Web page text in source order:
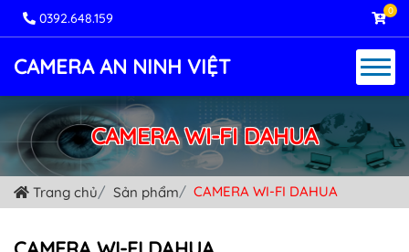
0392.648.159 0
CAMERA AN NINH VIỆT
CAMERA WI-FI DAHUA
Trang chủ Sản phẩm CAMERA WI-FI DAHUA